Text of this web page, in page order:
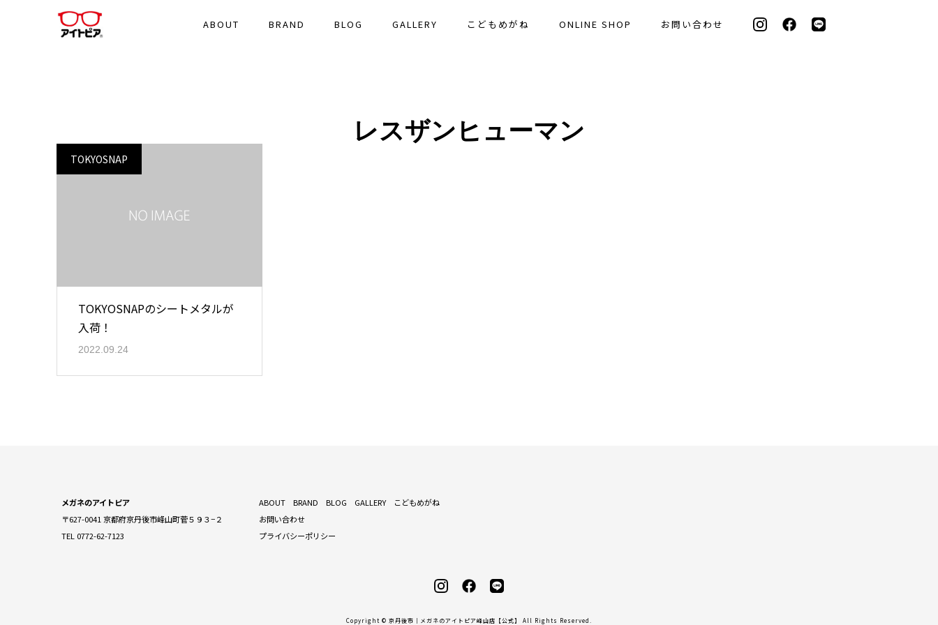
ABOUT BRAND BLOG GALLERY こどもめがね ONLINE SHOP お問い合わせ
レスザンヒューマン
TOKYOSNAP
TOKYOSNAPのシートメタルが
入荷！
2022.09.24
メガネのアイトピア
〒627-0041 京都府京丹後市峰山町菅５９３−２
TEL 0772-62-7123
ABOUT BRAND BLOG GALLERY
こどもめがね
お問い合わせ
プライバシーポリシー
Copyright © 京丹後市｜メガネのアイトピア峰山店【公式】 All Rights Reserved.